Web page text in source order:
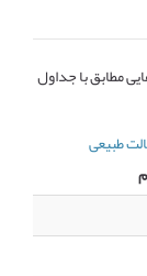
مطابق با جداول
طبیعی